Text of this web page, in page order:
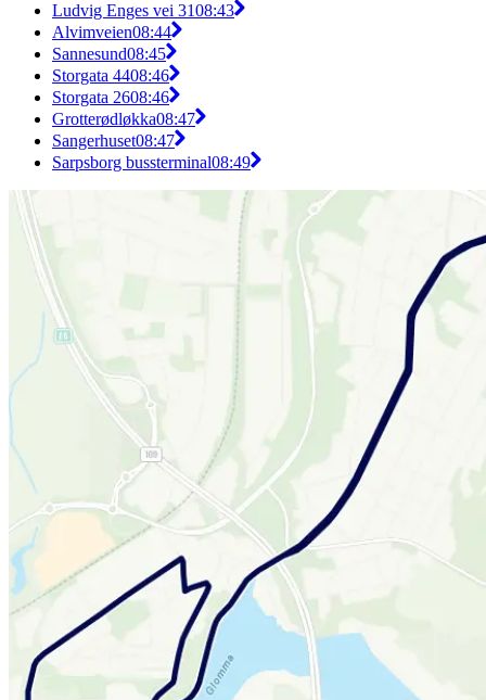
Ludvig Enges vei 3108:43
Alvimveien08:44
Sannesund08:45
Storgata 4408:46
Storgata 2608:46
Grotterødløkka08:47
Sangerhuset08:47
Sarpsborg bussterminal08:49